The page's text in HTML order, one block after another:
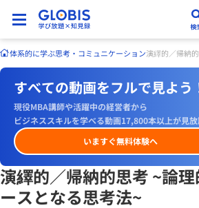
体系的に学ぶ思考・コミュニケーション演繹的／帰納
すべての動画をフルで見よう
現役MBA講師や活躍中の経営者から
ビジネススキルを学べる動画17,800本以上が見放
いますぐ無料体験へ
演繹的／帰納的思考 ~論
ースとなる思考法~